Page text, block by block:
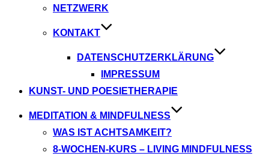
NETZWERK
KONTAKT
DATENSCHUTZERKLÄRUNG
IMPRESSUM
KUNST- UND POESIETHERAPIE
MEDITATION & MINDFULNESS
WAS IST ACHTSAMKEIT?
8-WOCHEN-KURS – LIVING MINDFULNESS